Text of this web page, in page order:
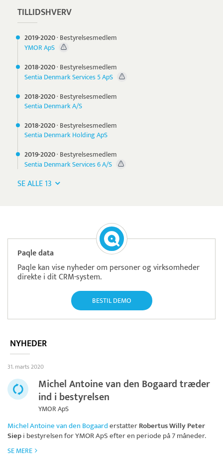
TILLIDSHVERV
2019-2020· Bestyrelsesmedlem
YMOR ApS
2018-2020· Bestyrelsesmedlem
Sentia Denmark Services 5 ApS
2018-2020· Bestyrelsesmedlem
Sentia Denmark A/S
2018-2020· Bestyrelsesmedlem
Sentia Denmark Holding ApS
2019-2020· Bestyrelsesmedlem
Sentia Denmark Services 6 A/S
SE ALLE 13
Paqle data
Paqle kan vise nyheder om personer og virksomheder
direkte i dit CRM-system.
BESTIL DEMO
NYHEDER
31. marts 2020
Michel Antoine van den Bogaard træder
ind i bestyrelsen
YMOR ApS
Michel Antoine van den BogaarderstatterRobertus Willy Peter
Siepi bestyrelsen forYMOR ApSefter en periode på 7 måneder.
SE MERE